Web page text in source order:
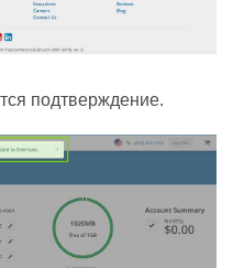
подтверждение.